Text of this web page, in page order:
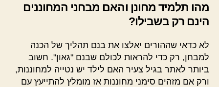
מהו תלמיד מחונן והאם מבחני המחוננים
הינם רק בשבילו?
לא כדאי שההורים יאלצו את בנם תהליך של הכנה
למבחן, רק כדי להראות לכולם שבנם "גאון". חשוב
ביותר לאתר בגיל צעיר האם לילד יש נטייה למחוננות,
ורק אם מזהים סימני מחוננות אז מומלץ להתייעץ עם